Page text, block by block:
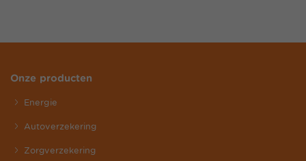
Onze producten
Energie
Autoverzekering
Zorgverzekering